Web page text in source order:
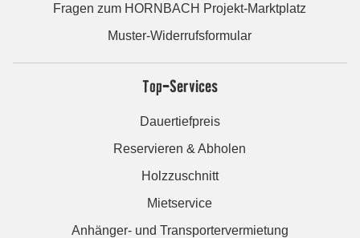
Fragen zum HORNBACH Projekt-Marktplatz
Muster-Widerrufsformular
Top-Services
Dauertiefpreis
Reservieren & Abholen
Holzzuschnitt
Mietservice
Anhänger- und Transportervermietung